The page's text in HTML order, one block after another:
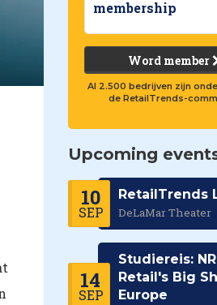
membership
Word member
Al 2.500 bedrijven zijn
de RetailTrends-
Upcoming
10
SEP
RetailTrends
DeLaMar Theater
14
SEP
Studiereis:
Retail's Big
Europe